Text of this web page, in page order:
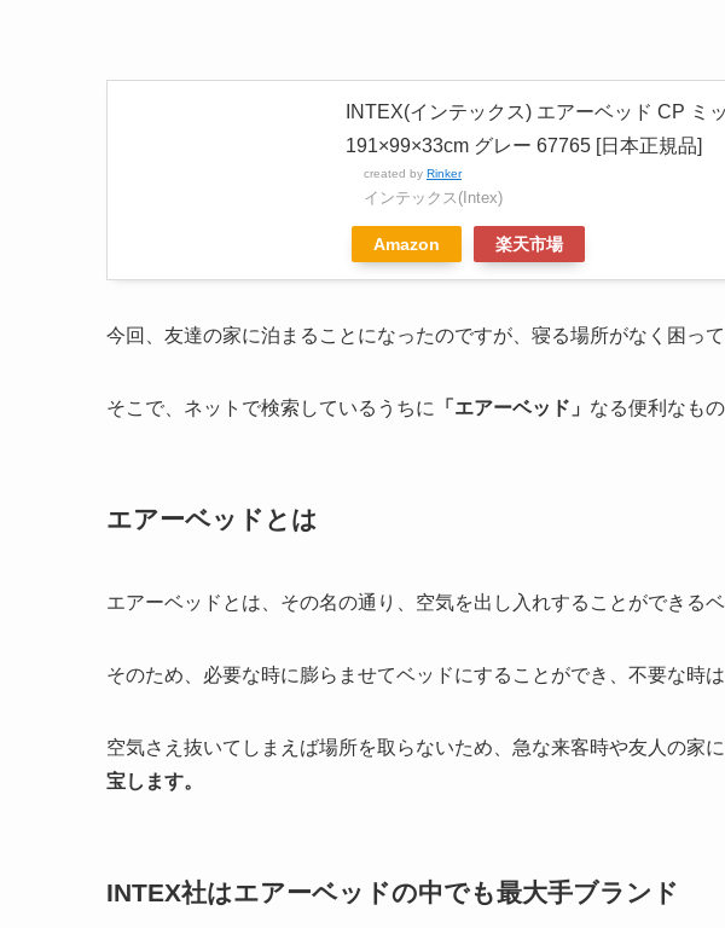
INTEX(インテックス) エアーベッド CP ミ
191×99×33cm グレー 67765 [日本正規品]
created by Rinker
インテックス(Intex)
Amazon 楽天市場
今回、友達の家に泊まることになったのですが、寝る場所がなく困って
そこで、ネットで検索しているうちに 「エアーベッド」 なる便利なも
エアーベッドとは
エアーベッドとは、その名の通り、空気を出し入れすることができるベ
そのため、必要な時に膨らませてベッドにすることができ、不要な時
空気さえ抜いてしまえば場所を取らないため、急な来客時や友人の家に
宝します。
INTEX社はエアーベッドの中でも最大手ブランド